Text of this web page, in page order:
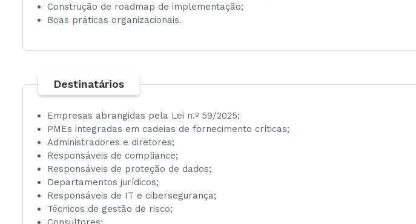
Construção de roadmap de implementação;
Boas práticas organizacionais.
Destinatários
Empresas abrangidas pela Lei n.º 59/2025;
PMEs integradas em cadeias de fornecimento críticas;
Administradores e diretores;
Responsáveis de compliance;
Responsáveis de proteção de dados;
Departamentos jurídicos;
Responsáveis de IT e cibersegurança;
Técnicos de gestão de risco;